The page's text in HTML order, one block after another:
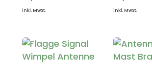
inkl. MwSt. inkl. MwSt.